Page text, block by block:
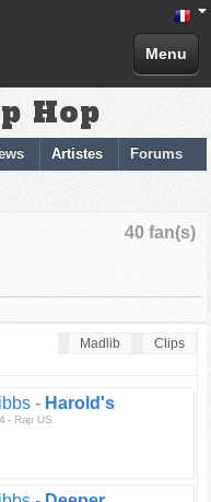
Menu
Hop
Artistes Forums
40 fan(s)
Madlib Clips
- Harold's
- Rap US